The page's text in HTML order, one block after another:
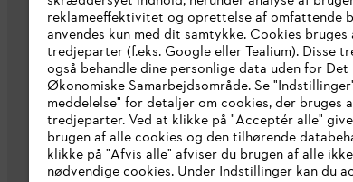
reklameeffektivitet og oprettelse af omfattende
anvendes kun med dit samtykke. Cookies bruges
tredjeparter (f.eks. Google eller Tealium). Disse
også behandle dine personlige data uden for
Økonomiske Samarbejdsområde. Se
meddelelse" for detaljer om cookies, der bruges
tredjeparter. Ved at klikke på "Acceptér alle"
brugen af alle cookies og den tilhørende
klikke på "Afvis alle" afviser du brugen af alle
nødvendige cookies. Under Indstillinger kan du